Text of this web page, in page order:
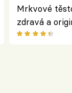
Mrkvové
zdravá a
klasiky